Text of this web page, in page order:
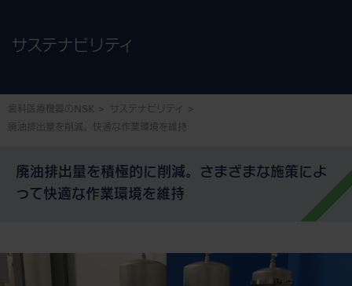
サステナビリティ
歯科医療機器のNSK
サステナビリティ
廃油排出量を削減。快適な作業環境を維持
廃油排出量を積極的に削減。さまざまな施策によ
って快適な作業環境を維持